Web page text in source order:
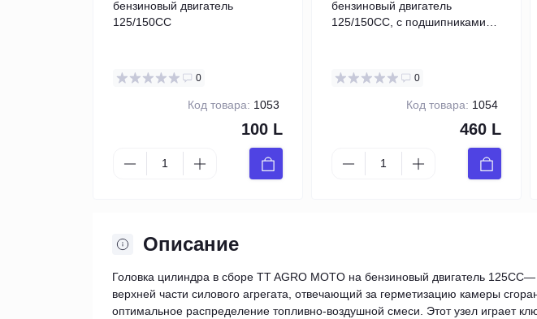
бензиновый двигатель
125/150CC
0
Код товара: 1053
100 L
бензиновый двигатель
125/150CC, с подшипниками
0
Код товара: 1054
460 L
Описание
Головка цилиндра в сборе TT AGRO MOTO на бензиновый двигатель 125CC—
верхней части силового агрегата, отвечающий за герметизацию камеры
оптимальное распределение топливно-воздушной смеси. Этот узел играет